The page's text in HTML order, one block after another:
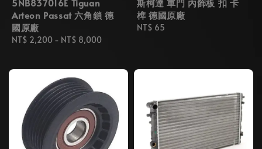
5NB837016E Tiguan
Arteon Passat 六角鎖 德
國原廠
Regular
NT$ 2,200 - NT$ 8,000
斯柯達 車門 內飾板 扣 卡
榫 德國原廠
Regular
NT$ 65